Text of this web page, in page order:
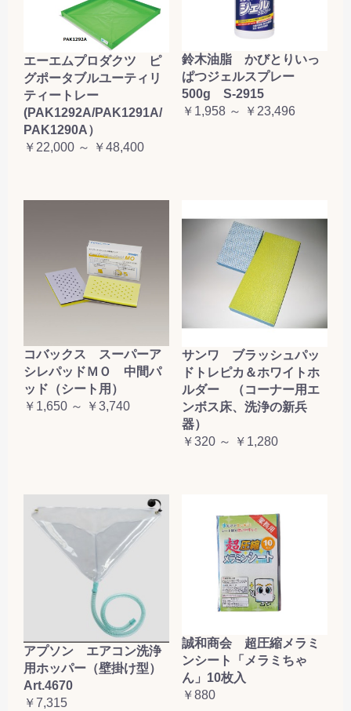
エーエムプロダクツ ピ
グポータブルユーティリ
ティートレー
(PAK1292A/PAK1291A/
PAK1290A）
￥22,000 ～ ￥48,400
鈴木油脂 かびとりいっ
ぱつジェルスプレー
500g S-2915
￥1,958 ～ ￥23,496
コバックス スーパーア
シレパッドＭＯ 中間パ
ッド（シート用）
￥1,650 ～ ￥3,740
サンワ ブラッシュパッ
ドトレピカ＆ホワイトホ
ルダー （コーナー用エ
ンボス床、洗浄の新兵
器）
￥320 ～ ￥1,280
アプソン エアコン洗浄
用ホッパー（壁掛け型）
Art.4670
￥7,315
誠和商会 超圧縮メラミ
ンシート「メラミちゃ
ん」10枚入
￥880